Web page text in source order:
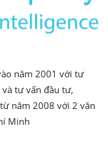
năm 2001 với tư
tư vấn đầu tư,
năm 2008 với 2 văn
Minh